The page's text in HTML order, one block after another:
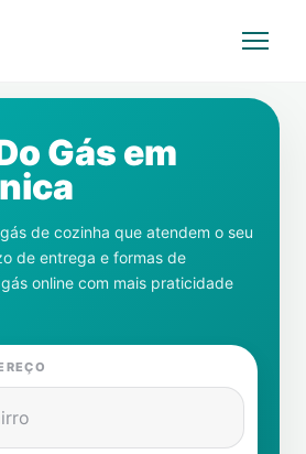
Gás em
de cozinha que atendem o seu
de entrega e formas de
online com mais praticidade